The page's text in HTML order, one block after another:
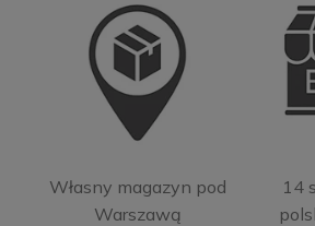
Własny magazyn pod
Warszawą
14